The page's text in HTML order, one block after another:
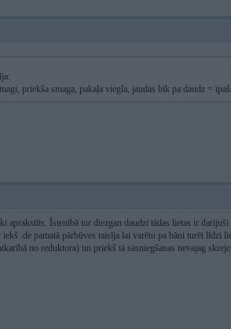
priekša smaga, pakaļa viegla, jaudas bik pa daudz =
aprakstīts. Īstenībā tur diezgan daudzi tādas lietas ir
.de pamatā pārbūves taisīja lai varētu pa bāni turēt līdzi
no reduktora) un priekš tā sasniegšanas nevajag